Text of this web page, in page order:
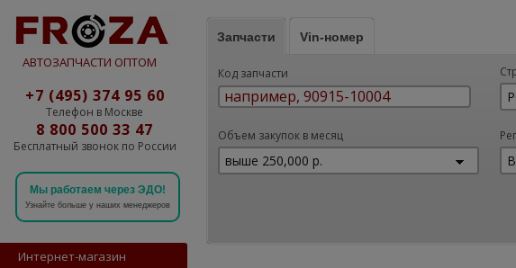
АВТОЗАПЧАСТИ ОПТОМ
+7 (495) 374 95 60
Телефон в Москве
8 800 500 33 47
Бесплатный звонок по России
Мы работаем через ЭДО!
Узнайте больше у наших менеджеров
Интернет-магазин
Запчасти Vin-номер
Код запчасти
Объем закупок в месяц